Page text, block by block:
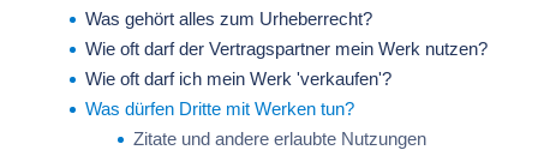
Was gehört alles zum Urheberrecht?
Wie oft darf der Vertragspartner mein Werk nutzen?
Wie oft darf ich mein Werk 'verkaufen'?
Was dürfen Dritte mit Werken tun?
Zitate und andere erlaubte Nutzungen